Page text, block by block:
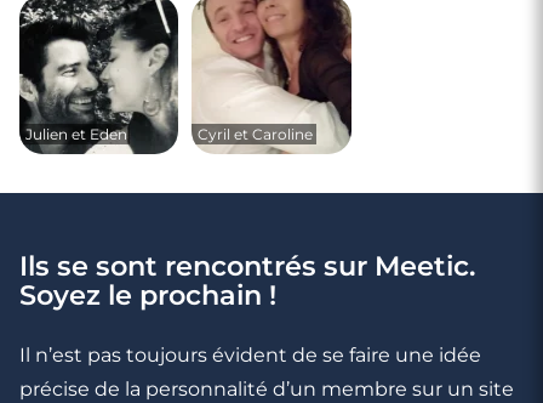
Julien et Eden Cyril et Caroline
Ils se sont rencontrés sur Meetic.
Soyez le prochain !
Il n’est pas toujours évident de se faire une idée
précise de la personnalité d’un membre sur un site